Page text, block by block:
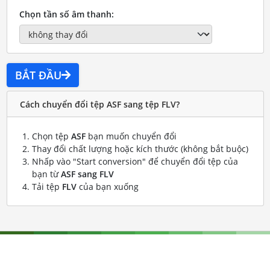
Chọn tần số âm thanh:
BẮT ĐẦU
Cách chuyển đổi tệp ASF sang tệp FLV?
Chọn tệp ASFbạn muốn chuyển đổi
Thay đổi chất lượng hoặc kích thước (không bắt buộc)
Nhấp vào "Start conversion" để chuyển đổi tệp của
bạn từASF sang FLV
Tải tệp FLVcủa bạn xuống